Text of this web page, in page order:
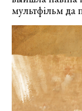
мультфільм да